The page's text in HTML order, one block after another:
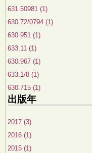
631.50981 (1)
630.72/0794 (1)
630.951 (1)
633.11 (1)
630.967 (1)
633.1/8 (1)
630.715 (1)
出版年
2017 (3)
2016 (1)
2015 (1)